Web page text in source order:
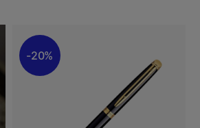
20%